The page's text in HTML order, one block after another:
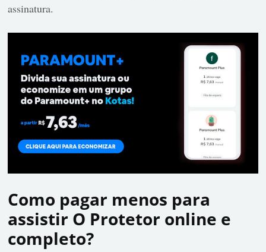
assinatura.
Como pagar menos para
assistir O Protetor online e
completo?